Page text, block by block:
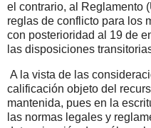
el contrario, al Reglamento
reglas de conflicto para los
con posterioridad al 19 de
las disposiciones
A la vista de las
calificación objeto del
mantenida, pues en la
las normas legales y